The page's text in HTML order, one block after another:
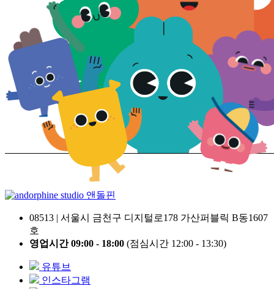
앤돌핀
08513 | 서울시 금천구 디지털로178 가산퍼블릭 B동1607
호
영업시간 09:00 - 18:00 (점심시간 12:00 - 13:30)
유튜브
인스타그램